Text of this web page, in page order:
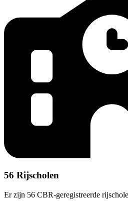
56 Rijscholen
Er zijn 56 CBR-geregistreerde